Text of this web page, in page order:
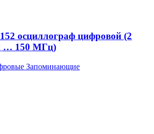
осциллограф цифровой (2
… 150 МГц)
Запоминающие